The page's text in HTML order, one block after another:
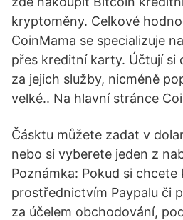
kryptoměny. Celkové
CoinMama se specializuje
přes kreditní karty. Účtují si
za jejich služby, nicméně
velké.. Na hlavní stránce
Čásktu můžete zadat v
nebo si vyberete jeden z
Poznámka: Pokud si
prostřednictvím Paypalu či
za účelem obchodování,